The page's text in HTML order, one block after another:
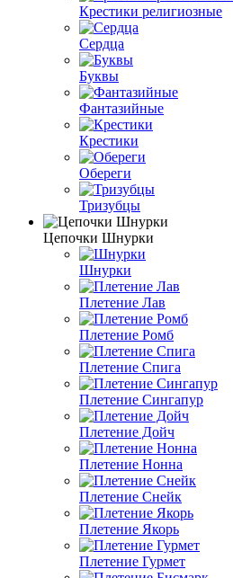
Крестики религиозные
Сердца
Буквы
Фантазийные
Крестики
Обереги
Тризубцы
Цепочки Шнурки
Шнурки
Плетение Лав
Плетение Ромб
Плетение Спига
Плетение Сингапур
Плетение Дойч
Плетение Нонна
Плетение Снейк
Плетение Якорь
Плетение Гурмет